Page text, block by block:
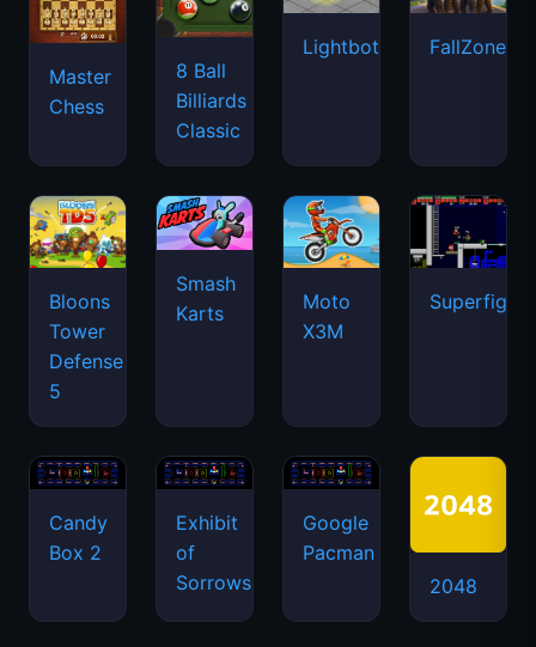
Master
Chess
8 Ball
Billiards
Classic
Lightbot FallZone.io
Bloons
Tower
Defense
5
Smash
Karts
Moto
X3M
Candy
Box 2
Exhibit
of
Sorrows
Google
Pacman
2048